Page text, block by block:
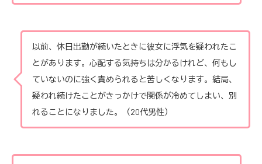
以前、休日出勤が続いたときに彼女に浮気を疑われたこ
とがあります。心配する気持ちは分かるけれど、何もし
ていないのに強く責められると苦しくなります。結局、
疑われ続けたことがきっかけで関係が冷めてしまい、別
れることになりました。（20代男性）